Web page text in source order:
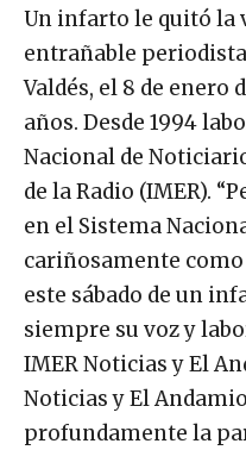
Un infarto le quitó la
entrañable
Valdés, el 8 de enero
años. Desde 1994
Nacional de
de la Radio (IMER).
en el Sistema
cariñosamente como
este sábado de un
siempre su voz y
IMER Noticias y El
Noticias y El
profundamente la